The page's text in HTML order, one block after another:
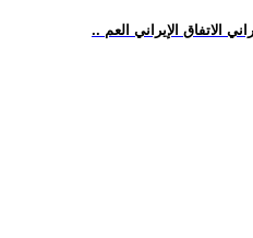
الاتفاق الإيراني العم